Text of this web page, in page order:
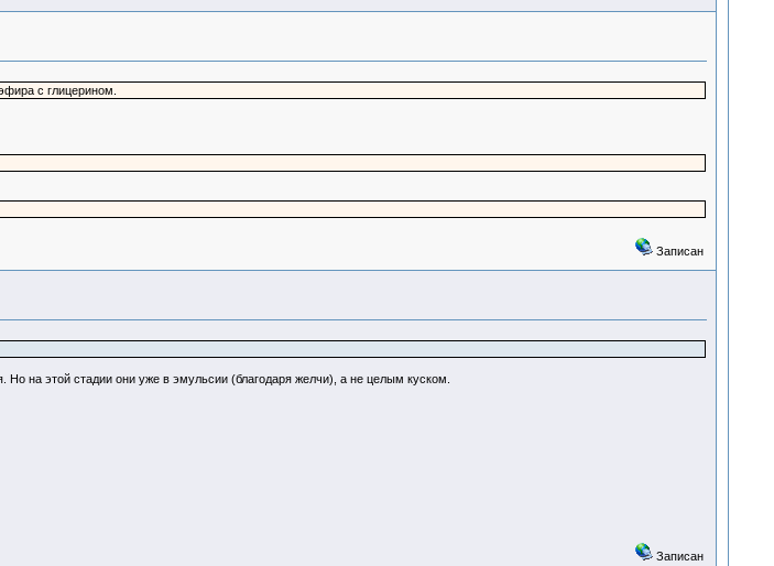
с глицерином.
Записан
на этой стадии они уже в эмульсии (благодаря желчи), а не целым куском.
Записан